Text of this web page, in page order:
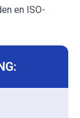
en ISO-